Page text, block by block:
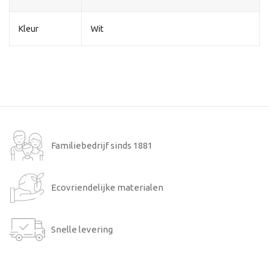
Kleur Wit
Familiebedrijf sinds 1881
Ecovriendelijke materialen
Snelle levering